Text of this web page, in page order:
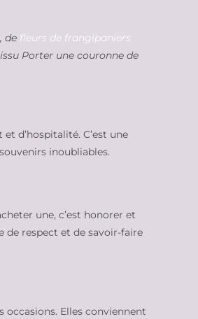
, de fleurs de frangipaniers
Porter une couronne de
d’hospitalité. C’est une
inoubliables.
une, c’est honorer et
de respect et de savoir-faire
occasions. Elles conviennent